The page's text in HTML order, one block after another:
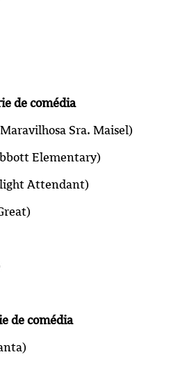
de comédia
Maravilhosa Sra. Maisel)
Elementary)
Attendant)
de comédia